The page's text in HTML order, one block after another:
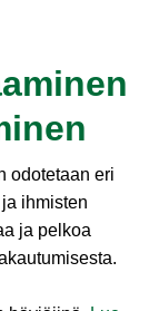
odotetaan eri
ihmisten
ja pelkoa